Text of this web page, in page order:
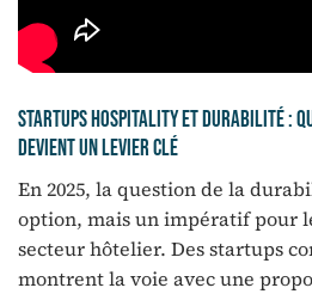
Startups hospitality et durabilité :
devient un levier clé
En 2025, la question de la
option, mais un impératif pour
secteur hôtelier. Des startups
montrent la voie avec une